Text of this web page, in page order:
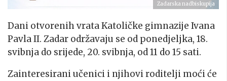
Zadarska nadbiskupija
Dani otvorenih vrata Katoličke gimnazije Ivana
Pavla II. Zadar održavaju se od ponedjeljka, 18.
svibnja do srijede, 20. svibnja, od 11 do 15 sati.
Zainteresirani učenici i njihovi roditelji moći će